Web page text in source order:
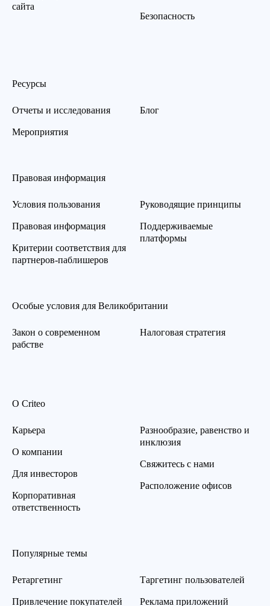
сайта
Безопасность
Ресурсы
Отчеты и исследования
Мероприятия
Блог
Правовая информация
Условия пользования
Правовая информация
Критерии соответствия для
партнеров-паблишеров
Руководящие принципы
Поддерживаемые
платформы
Особые условия для Великобритании
Закон о современном
рабстве
Налоговая стратегия
О Criteo
Карьера
О компании
Для инвесторов
Корпоративная
ответственность
Разнообразие, равенство и
инклюзия
Свяжитесь с нами
Расположение офисов
Популярные темы
Ретаргетинг
Привлечение покупателей
Таргетинг пользователей
Реклама приложений